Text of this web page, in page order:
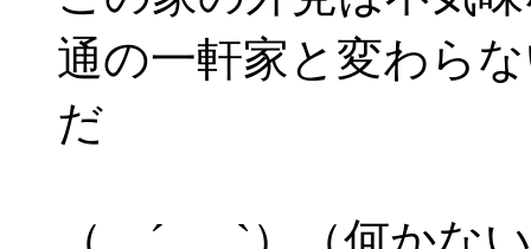
通の一軒家と変わら
だ